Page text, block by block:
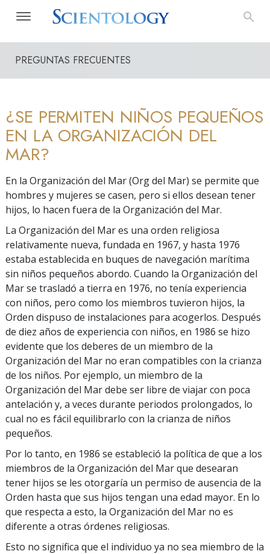
PREGUNTAS FRECUENTES
¿SE PERMITEN NIÑOS PEQUEÑOS
EN LA ORGANIZACIÓN DEL
MAR?
En la Organización del Mar (Org del Mar) se permite que
hombres y mujeres se casen, pero si ellos desean tener
hijos, lo hacen fuera de la Organización del Mar.
La Organización del Mar es una orden religiosa
relativamente nueva, fundada en 1967, y hasta 1976
estaba establecida en buques de navegación marítima
sin niños pequeños abordo. Cuando la Organización del
Mar se trasladó a tierra en 1976, no tenía experiencia
con niños, pero como los miembros tuvieron hijos, la
Orden dispuso de instalaciones para acogerlos. Después
de diez años de experiencia con niños, en 1986 se hizo
evidente que los deberes de un miembro de la
Organización del Mar no eran compatibles con la crianza
de los niños. Por ejemplo, un miembro de la
Organización del Mar debe ser libre de viajar con poca
antelación y, a veces durante periodos prolongados, lo
cual no es fácil equilibrarlo con la crianza de niños
pequeños.
Por lo tanto, en 1986 se estableció la política de que a los
miembros de la Organización del Mar que desearan
tener hijos se les otorgaría un permiso de ausencia de la
Orden hasta que sus hijos tengan una edad mayor. En lo
que respecta a esto, la Organización del Mar no es
diferente a otras órdenes religiosas.
Esto no significa que el individuo ya no sea miembro de la